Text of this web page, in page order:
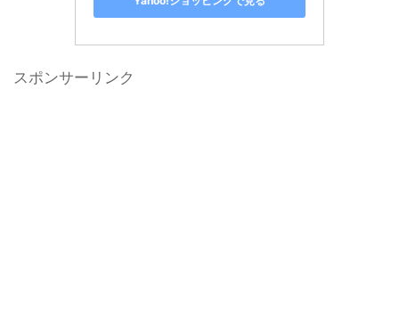
スポンサーリンク